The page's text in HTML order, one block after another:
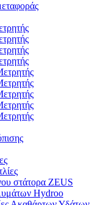
στάτορα ZEUS
Hydroo